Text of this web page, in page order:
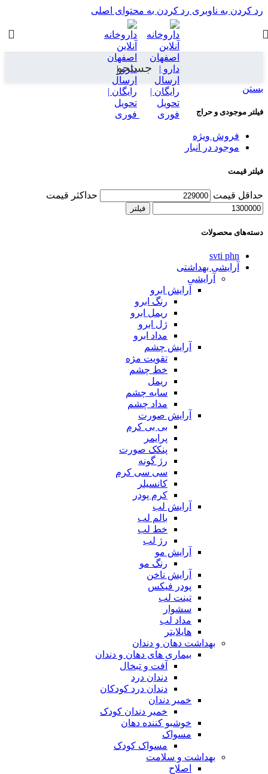
رد کردن به ناوبری رد کردن به محتوای اصلی
جستجو
بستن
فیلتر موجودی و حراج
فروش ویژه
موجود در انبار
فیلتر قیمت
حداقل قیمت حداکثر قیمت
فیلتر
دسته‌های محصولات
svti phn
آرایشی بهداشتی
آرایشی
آرایش ابرو
رنگ ابرو
ریمل ابرو
ژل ابرو
مداد ابرو
آرایش چشم
تقویت مژه
خط چشم
ریمل
سایه چشم
مداد چشم
آرایش صورت
بی بی کرم
پرایمر
پنکک صورت
رژ گونه
سی سی کرم
کانسیلر
کرم پودر
آرایش لب
بالم لب
خط لب
رژ لب
آرایش مو
رنگ مو
آرایش ناخن
پودر فیکس
تینت لب
سشوار
مداد لب
هایلایتر
بهداشت دهان و دندان
بیماری های دهان و دندان
آفت و تبخال
دندان درد
دندان درد کودکان
خمیر دندان
خمیر دندان کودک
خوشبو کننده دهان
مسواک
مسواک کودک
بهداشت و سلامت
اصلاح